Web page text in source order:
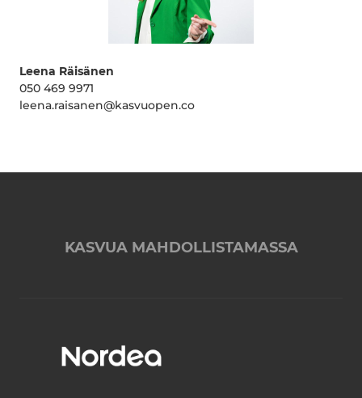
Leena Räisänen
050 469 9971
leena.raisanen@kasvuopen.co
KASVUA MAHDOLLISTAMASSA